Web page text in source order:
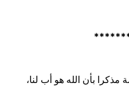
مذكرا بأن الله هو أب لنا،